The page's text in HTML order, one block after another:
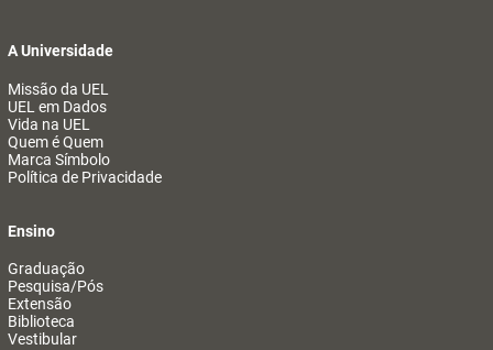
A Universidade
Missão da UEL
UEL em Dados
Vida na UEL
Quem é Quem
Marca Símbolo
Política de Privacidade
Ensino
Graduação
Pesquisa/Pós
Extensão
Biblioteca
Vestibular